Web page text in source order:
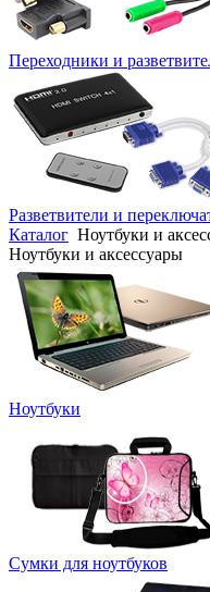
Переходники и
Разветвители и
Каталог Ноутбуки и
Ноутбуки и аксессуары
Ноутбуки
Сумки для ноутбуков